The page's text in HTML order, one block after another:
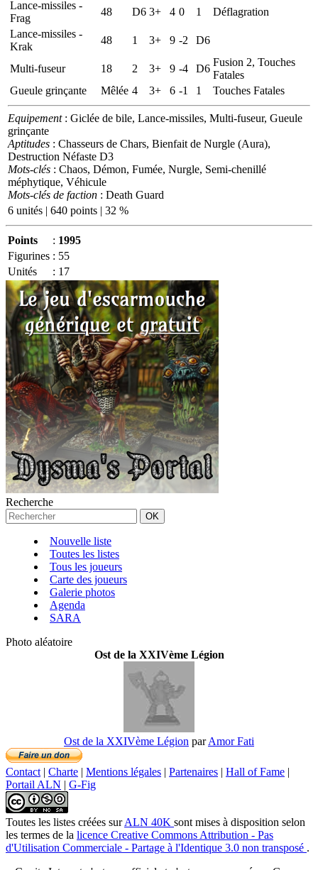
Lance-missiles -
Frag
48 D6 3+ 4 0 1
Déflagration
Lance-missiles -
Krak
48 1 3+ 9 -2 D6
Multi-fuseur 18 2 3+ 9 -4 D6
Fusion 2, Touches
Fatales
Gueule grinçante
Mêlée 4 3+ 6 -1 1 Touches Fatales
Equipement: Giclée de bile, Lance-missiles, Multi-fuseur, Gueule
grinçante
Aptitudes : Chasseurs de Chars, Bienfait de Nurgle (Aura),
Destruction Néfaste D3
Mots-clés : Chaos, Démon, Fumée, Nurgle, Semi-chenillé
méphytique, Véhicule
Mots-clés de faction : Death Guard
6 unités | 640 points | 32 %
Points : 1995
Figurines : 55
Unités
: 17
Recherche
Nouvelle liste
Toutes les listes
Tous les joueurs
Carte des joueurs
Galerie photos
Agenda
SARA
Photo aléatoire
Ost de la XXIVème Légion
Ost de la XXIVème Légion parAmor Fati
Contact | Charte | Mentions légales | Partenaires | Hall of Fame |
Portail ALN | G-Fig
Toutes les listes créées surALN 40K sont mises à disposition selon
les termes de la licence Creative Commons Attribution - Pas
d'Utilisation Commerciale - Partage à l'Identique 3.0 non transposé .